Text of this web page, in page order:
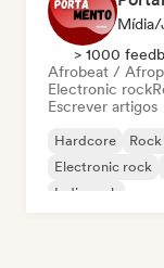
Mídia/
> 1000
Afrobeat /
Electronic rock
Escrever artigos
Hardcore
Electronic rock
Indie rock